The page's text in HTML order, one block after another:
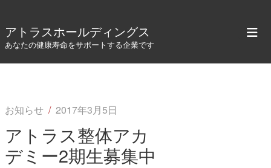
アトラスホールディングス
あなたの健康寿命をサポートする企業です
お知らせ / 2017年3月5日
アトラス整体アカ
デミー2期生募集中